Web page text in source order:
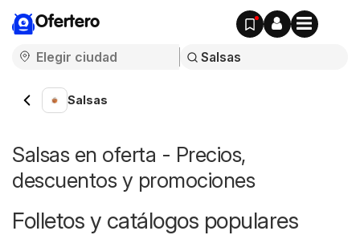
Ofertero
Salsas
Salsas en oferta - Precios,
descuentos y promociones
Folletos y catálogos populares